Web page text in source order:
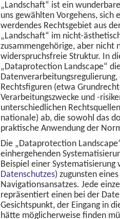
„Landschaft“ ist ein
uns gewählten Vorgehens,
werdendes Rechtsgebiet aus
„Landschaft“ im nicht-
zusammengehörige, aber nicht
widerspruchsfreie Struktur. In
„Dataprotection Landscape“
Rechtsfiguren (etwa
Verarbeitungszwecke und -
unterschiedlichen
nationale) ab, die sowohl das
praktische Anwendung der
Die „Dataprotection
einhergehenden
Beispiel einer Systematisierung
Datenschutzes) zugunsten
Navigationsansatzes. Jede
repräsentiert einen bei der
Gesichtspunkt, der Eingang in
hätte möglicherweise finden